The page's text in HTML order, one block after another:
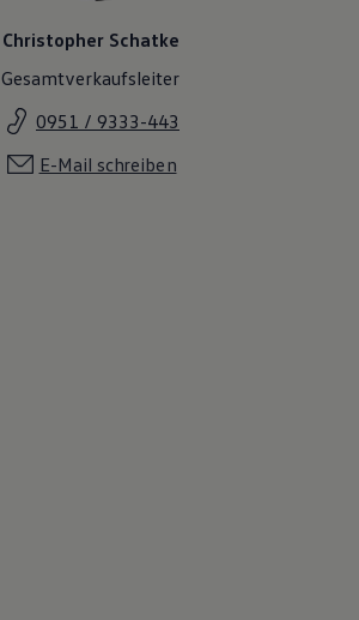
Christopher Schatke
Gesamtverkaufsleiter
0951 / 9333-443
E-Mail schreiben